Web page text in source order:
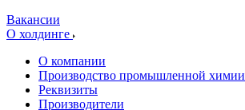
Вакансии
О холдинге
О компании
Производство промышленной химии
Реквизиты
Производители